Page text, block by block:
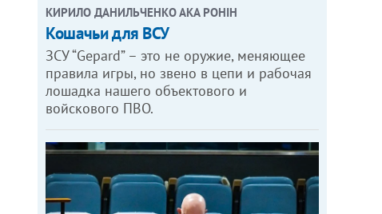
КИРИЛО ДАНИЛЬЧЕНКО АКА РОНІН
Кошачьи для ВСУ
ЗСУ “Gepard” – это не оружие, меняющее
правила игры, но звено в цепи и рабочая
лошадка нашего объектового и
войскового ПВО.